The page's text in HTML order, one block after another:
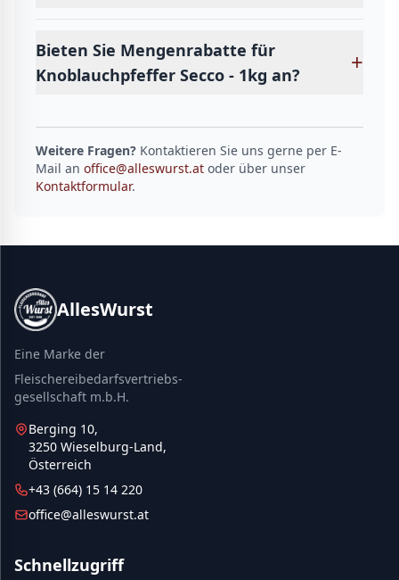
Bieten Sie Mengenrabatte für
Knoblauchpfeffer Secco - 1kg an?
+
Weitere Fragen? Kontaktieren Sie uns gerne per E-
Mail an office@alleswurst.at oder über unser
Kontaktformular.
AllesWurst
Eine Marke der
Fleischereibedarfsvertriebs-
gesellschaft m.b.H.
Berging 10,
3250 Wieselburg-Land,
Österreich
+43 (664) 15 14 220
office@alleswurst.at
Schnellzugriff